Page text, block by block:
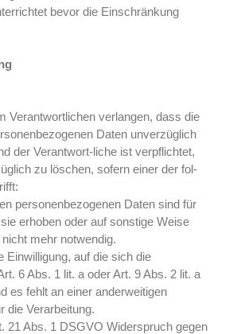
bevor die Einschränkung
Verantwortlichen verlangen, dass die
Daten unverzüglich
der Verantwort-liche ist verpflichtet,
zu löschen, sofern einer der fol-
personenbezogenen Daten sind für
erhoben oder auf sonstige Weise
mehr notwendig.
Einwilligung, auf die sich die
6 Abs. 1 lit. a oder Art. 9 Abs. 2 lit. a
es fehlt an einer anderweitigen
die Verarbeitung.
21 Abs. 1 DSGVO Widerspruch gegen